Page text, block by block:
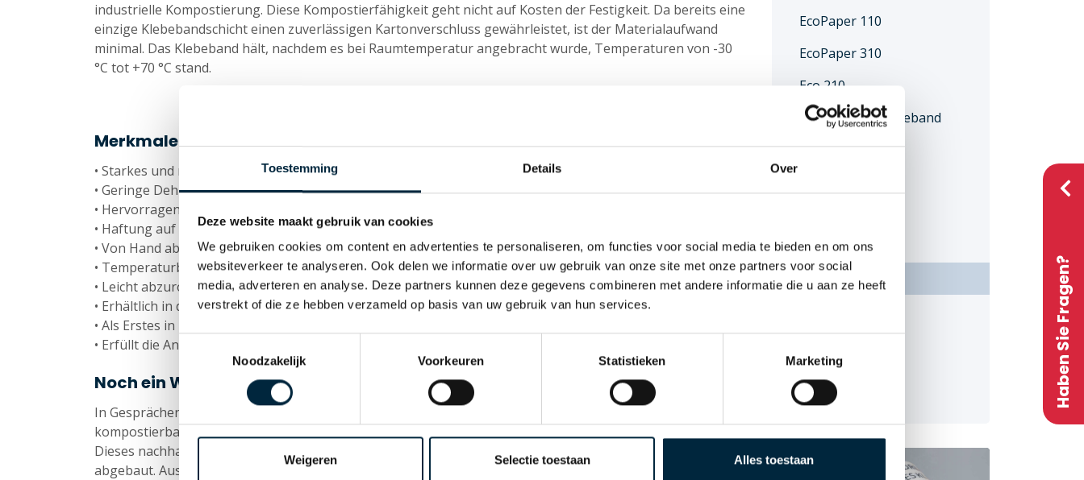
Toestemming Details Over
Deze website maakt gebruik van cookies
We gebruiken cookies om content en advertenties te personaliseren, om functies voor social media te bieden en om ons
websiteverkeer te analyseren. Ook delen we informatie over uw gebruik van onze site met onze partners voor social
media, adverteren en analyse. Deze partners kunnen deze gegevens combineren met andere informatie die u aan ze heeft
verstrekt of die ze hebben verzameld op basis van uw gebruik van hun services.
Noodzakelijk
Voorkeuren Statistieken Marketing
Weigeren Selectie toestaan Alles toestaan
Haben Sie Fragen?
industrielle Kompostierung. Diese Kompostierfähigkeit geht nicht auf Kosten der Festigkeit. Da bereits eine
einzige Klebebandschicht einen zuverlässigen Kartonverschluss gewährleistet, ist der Materialaufwand
minimal. Das Klebeband hält, nachdem es bei Raumtemperatur angebracht wurde, Temperaturen von -30
°C tot +70 °C stand.
Merkmale
• Starkes und robustes Trägermaterial
• Geringe Dehnung
• Hervorragende Direkthaftung
• Haftung auf verschiedenen Oberflächen
• Von Hand abzureißen
• Temperaturbeständig von -30 °C tot +70 °C (nachdem es bei Raumtemperatur angebracht wurde)
• Leicht abzurollen
• Erhältlich in den folgenden Abmessungen: 80 x 50 mm, 80 x 12 mm und 1200 x 50 mm
• Als Erstes in Europa vom TÜV Österreich mit dem „OK compost INDUSTRIAL-Logo“ zertifiziert.
• Erfüllt die Anforderungen von EN 13432, ASTM D 6400-04, AS 4736 (2006) und ISO 17088 (2012)
Noch ein Wort zur zertifizierten Nachhaltigkeit von monta biopack®
In Gesprächen mit Kunden wurden wir oft gefragt, wann wir eine biologisch abbaubare und
kompostierbare Alternative anbieten würden. Diese Frage beantworten wir nunmehr mit monta biopack®.
Dieses nachhaltige Klebeband wird in industriellen Kompostieranlagen innerhalb weniger Monate
abgebaut. Aus diesem Grund wurde das Klebeband als erstes in Europa vom TÜV Österreich mit dem „OK
EcoPaper 110
EcoPaper 310
Eco 210
Unbedrucktes Klebeband
PVC
Papier
Nachhaltig
Stretchfolien
Absperrband